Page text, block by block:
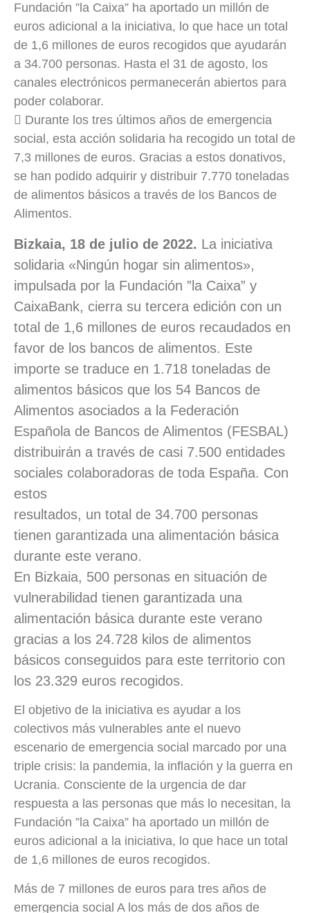
Fundación ”la Caixa” ha aportado un millón de
euros adicional a la iniciativa, lo que hace un total
de 1,6 millones de euros recogidos que ayudarán
a 34.700 personas. Hasta el 31 de agosto, los
canales electrónicos permanecerán abiertos para
poder colaborar.
 Durante los tres últimos años de emergencia
social, esta acción solidaria ha recogido un total de
7,3 millones de euros. Gracias a estos donativos,
se han podido adquirir y distribuir 7.770 toneladas
de alimentos básicos a través de los Bancos de
Alimentos.
Bizkaia, 18 de julio de 2022. La iniciativa
solidaria «Ningún hogar sin alimentos»,
impulsada por la Fundación ”la Caixa” y
CaixaBank, cierra su tercera edición con un
total de 1,6 millones de euros recaudados en
favor de los bancos de alimentos. Este
importe se traduce en 1.718 toneladas de
alimentos básicos que los 54 Bancos de
Alimentos asociados a la Federación
Española de Bancos de Alimentos (FESBAL)
distribuirán a través de casi 7.500 entidades
sociales colaboradoras de toda España. Con
estos
resultados, un total de 34.700 personas
tienen garantizada una alimentación básica
durante este verano.
En Bizkaia, 500 personas en situación de
vulnerabilidad tienen garantizada una
alimentación básica durante este verano
gracias a los 24.728 kilos de alimentos
básicos conseguidos para este territorio con
los 23.329 euros recogidos.
El objetivo de la iniciativa es ayudar a los
colectivos más vulnerables ante el nuevo
escenario de emergencia social marcado por una
triple crisis: la pandemia, la inflación y la guerra en
Ucrania. Consciente de la urgencia de dar
respuesta a las personas que más lo necesitan, la
Fundación ”la Caixa” ha aportado un millón de
euros adicional a la iniciativa, lo que hace un total
de 1,6 millones de euros recogidos.
Más de 7 millones de euros para tres años de
emergencia social A los más de dos años de